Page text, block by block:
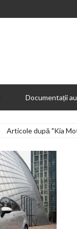
Documentații
Articole după "Kia